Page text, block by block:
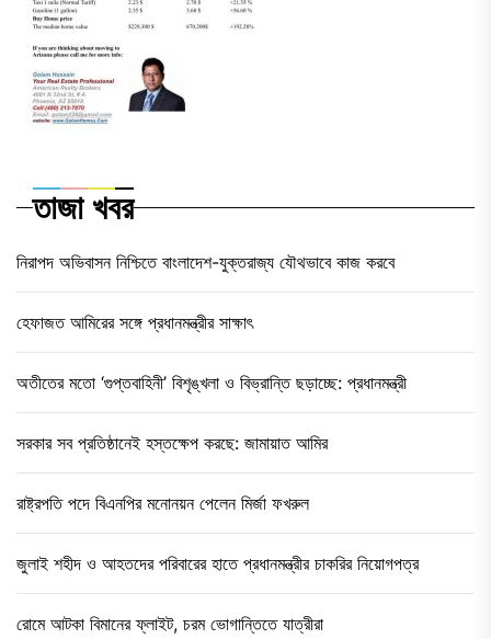
তাজা খবর
নিরাপদ অভিবাসন নিশ্চিতে বাংলাদেশ-যুক্তরাজ্য যৌথভাবে কাজ করবে
হেফাজত আমিরের সঙ্গে প্রধানমন্ত্রীর সাক্ষাৎ
অতীতের মতো ‘গুপ্তবাহিনী’ বিশৃঙ্খলা ও বিভ্রান্তি ছড়াচ্ছে: প্রধানমন্ত্রী
সরকার সব প্রতিষ্ঠানেই হস্তক্ষেপ করছে: জামায়াত আমির
রাষ্ট্রপতি পদে বিএনপির মনোনয়ন পেলেন মির্জা ফখরুল
জুলাই শহীদ ও আহতদের পরিবারের হাতে প্রধানমন্ত্রীর চাকরির নিয়োগপত্র
রোমে আটকা বিমানের ফ্লাইট, চরম ভোগান্তিতে যাত্রীরা